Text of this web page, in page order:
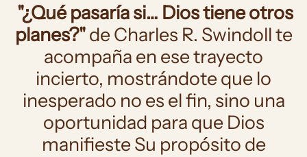
"¿Qué pasaría si… Dios tiene otros
planes?"de Charles R. Swindoll te
acompaña en ese trayecto
incierto, mostrándote que lo
inesperado no es el fin, sino una
oportunidad para que Dios
manifieste Su propósito de